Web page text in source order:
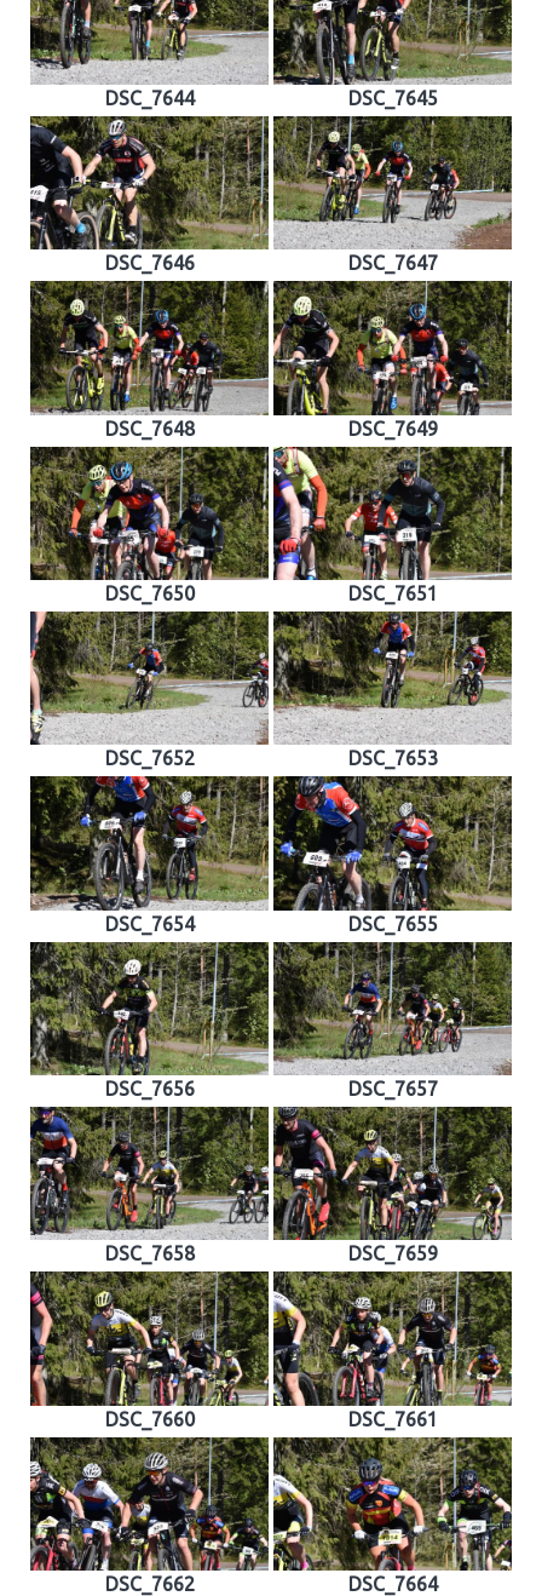
DSC_7644 DSC_7645
DSC_7646 DSC_7647
DSC_7648 DSC_7649
DSC_7650 DSC_7651
DSC_7652 DSC_7653
DSC_7654 DSC_7655
DSC_7656 DSC_7657
DSC_7658 DSC_7659
DSC_7660 DSC_7661
DSC_7662 DSC_7664